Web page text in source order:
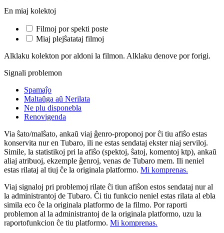
En miaj kolektoj
Filmoj por spekti poste
Miaj plejŝatataj filmoj
Alklaku kolekton por aldoni la filmon. Alklaku denove por forigi.
Signali problemon
Spamaĵo
Maltaŭga aŭ Nerilata
Ne plu disponebla
Renovigenda
Via ŝato/malŝato, ankaŭ viaj ĝenro-proponoj por ĉi tiu afiŝo estas
konservita nur en Tubaro, ili ne estas sendataj ekster niaj serviloj.
Simile, la statistikoj pri la afiŝo (spektoj, ŝatoj, komentoj ktp), ankaŭ
aliaj atribuoj, ekzemple ĝenroj, venas de Tubaro mem. Ili neniel
estas rilataj al tiuj ĉe la originala platformo. Mi komprenas.
Viaj signaloj pri problemoj rilate ĉi tiun afiŝon estos sendataj nur al
la administrantoj de Tubaro. Ĉi tiu funkcio neniel estas rilata al ebla
simila eco ĉe la originala platformo de la filmo. Por raporti
problemon al la administrantoj de la originala platformo, uzu la
raportofunkcion ĉe tiu platformo. Mi komprenas.